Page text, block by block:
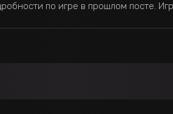
по игре в прошлом посте.